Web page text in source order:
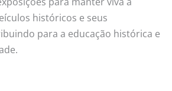
históricos e seus
para a educação histórica e